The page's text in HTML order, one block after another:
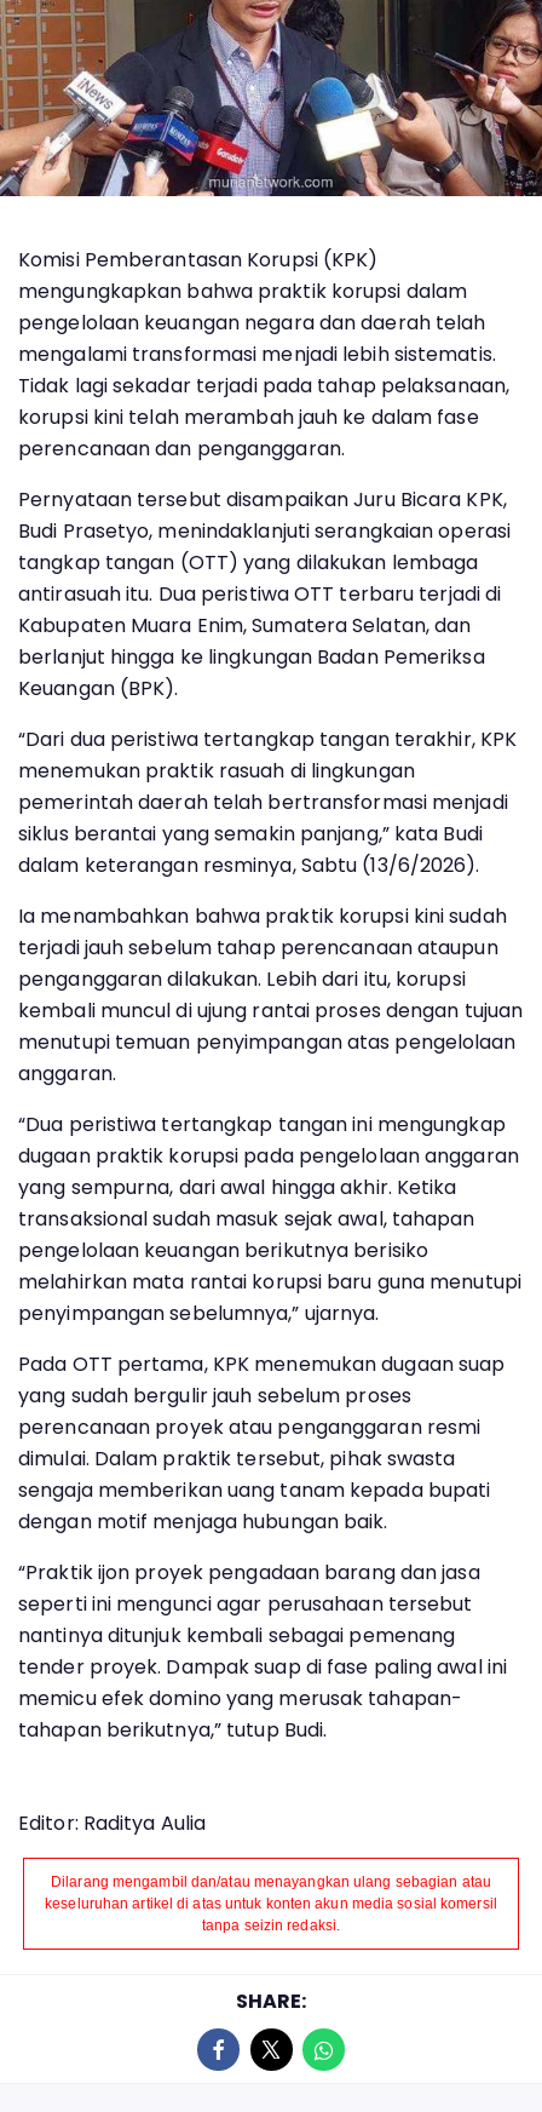
Komisi Pemberantasan Korupsi (KPK)
mengungkapkan bahwa praktik korupsi dalam
pengelolaan keuangan negara dan daerah telah
mengalami transformasi menjadi lebih sistematis.
Tidak lagi sekadar terjadi pada tahap pelaksanaan,
korupsi kini telah merambah jauh ke dalam fase
perencanaan dan penganggaran.
Pernyataan tersebut disampaikan Juru Bicara KPK,
Budi Prasetyo, menindaklanjuti serangkaian operasi
tangkap tangan (OTT) yang dilakukan lembaga
antirasuah itu. Dua peristiwa OTT terbaru terjadi di
Kabupaten Muara Enim, Sumatera Selatan, dan
berlanjut hingga ke lingkungan Badan Pemeriksa
Keuangan (BPK).
“Dari dua peristiwa tertangkap tangan terakhir, KPK
menemukan praktik rasuah di lingkungan
pemerintah daerah telah bertransformasi menjadi
siklus berantai yang semakin panjang,” kata Budi
dalam keterangan resminya, Sabtu (13/6/2026).
Ia menambahkan bahwa praktik korupsi kini sudah
terjadi jauh sebelum tahap perencanaan ataupun
penganggaran dilakukan. Lebih dari itu, korupsi
kembali muncul di ujung rantai proses dengan tujuan
menutupi temuan penyimpangan atas pengelolaan
anggaran.
“Dua peristiwa tertangkap tangan ini mengungkap
dugaan praktik korupsi pada pengelolaan anggaran
yang sempurna, dari awal hingga akhir. Ketika
transaksional sudah masuk sejak awal, tahapan
pengelolaan keuangan berikutnya berisiko
melahirkan mata rantai korupsi baru guna menutupi
penyimpangan sebelumnya,” ujarnya.
Pada OTT pertama, KPK menemukan dugaan suap
yang sudah bergulir jauh sebelum proses
perencanaan proyek atau penganggaran resmi
dimulai. Dalam praktik tersebut, pihak swasta
sengaja memberikan uang tanam kepada bupati
dengan motif menjaga hubungan baik.
“Praktik ijon proyek pengadaan barang dan jasa
seperti ini mengunci agar perusahaan tersebut
nantinya ditunjuk kembali sebagai pemenang
tender proyek. Dampak suap di fase paling awal ini
memicu efek domino yang merusak tahapan-
tahapan berikutnya,” tutup Budi.
Editor: Raditya Aulia
Dilarang mengambil dan/atau menayangkan ulang sebagian atau
keseluruhan artikel di atas untuk konten akun media sosial komersil
tanpa seizin redaksi.
SHARE: